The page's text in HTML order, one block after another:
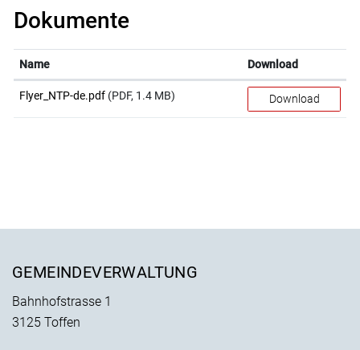
Dokumente
Name Download
Flyer_NTP-de.pdf (PDF, 1.4 MB) Download
Fusszeile
GEMEINDEVERWALTUNG
Bahnhofstrasse 1
3125 Toffen